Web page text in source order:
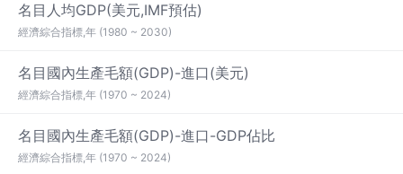
名目人均GDP(美元,IMF預估)
經濟綜合指標,年 (1980 ~ 2030)
名目國內生產毛額(GDP)-進口(美元)
經濟綜合指標,年 (1970 ~ 2024)
名目國內生產毛額(GDP)-進口-GDP佔比
經濟綜合指標,年 (1970 ~ 2024)